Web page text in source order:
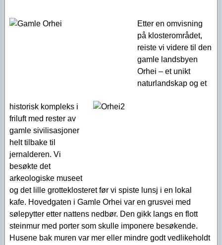
Etter en omvisning
på klosterområdet,
reiste vi videre til den
gamle landsbyen
Orhei – et unikt
naturlandskap og et
historisk kompleks i
friluft med rester av
gamle sivilisasjoner
helt tilbake til
jernalderen. Vi
besøkte det
arkeologiske museet
og det lille grotteklosteret før vi spiste lunsj i en lokal
kafe. Hovedgaten i Gamle Orhei var en grusvei med
sølepytter etter nattens nedbør. Den gikk langs en flott
steinmur med porter som skulle imponere besøkende.
Husene bak muren var mer eller mindre godt vedlikeholdt